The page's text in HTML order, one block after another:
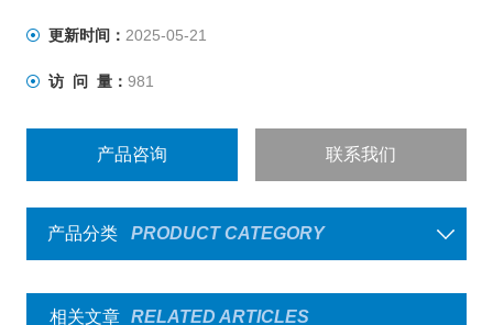
更新时间： 2025-05-21
访 问 量： 981
产品咨询 联系我们
产品分类 PRODUCT CATEGORY
相关文章 RELATED ARTICLES